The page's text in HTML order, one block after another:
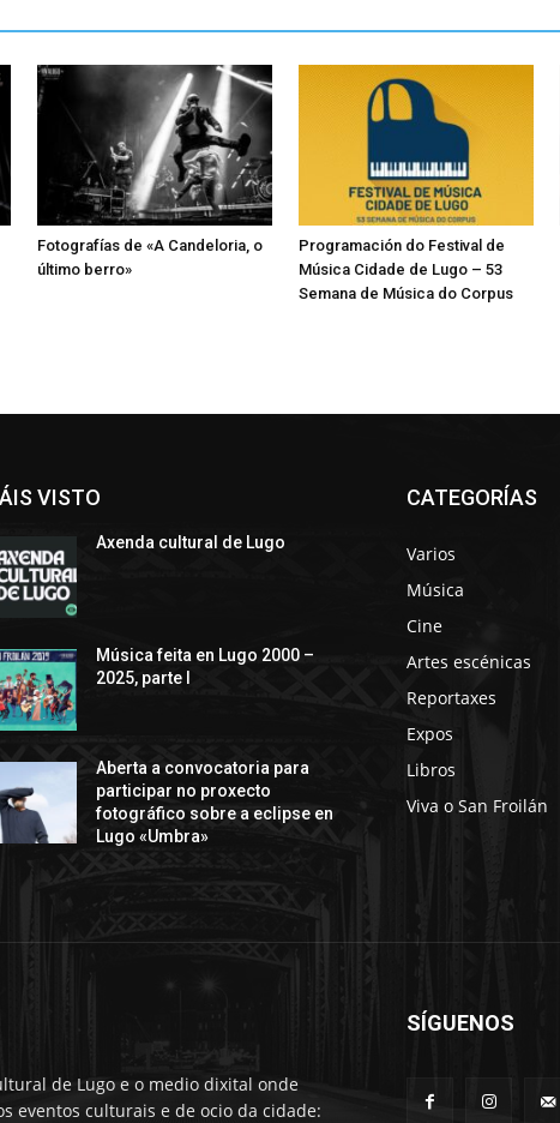
Fotografías de «A Candeloria, o
último berro»
Programación do Festival de
Música Cidade de Lugo – 53
Semana de Música do Corpus
VISTO
Axenda cultural de Lugo
Música feita en Lugo 2000 –
2025, parte I
Aberta a convocatoria para
participar no proxecto
fotográfico sobre a eclipse en
Lugo «Umbra»
CATEGORÍAS
Varios
Música
Cine
Artes escénicas
Reportaxes
Expos
Libros
Viva o San Froilán
de Lugo e o medio dixital onde
eventos culturais e de ocio da cidade:
SÍGUENOS